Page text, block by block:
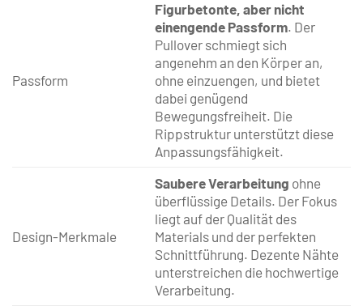
Passform
Figurbetonte, aber nicht
einengende Passform. Der
Pullover schmiegt sich
angenehm an den Körper an,
ohne einzuengen, und bietet
dabei genügend
Bewegungsfreiheit. Die
Rippstruktur unterstützt diese
Anpassungsfähigkeit.
Design-Merkmale
Saubere Verarbeitung ohne
überflüssige Details. Der Fokus
liegt auf der Qualität des
Materials und der perfekten
Schnittführung. Dezente Nähte
unterstreichen die hochwertige
Verarbeitung.